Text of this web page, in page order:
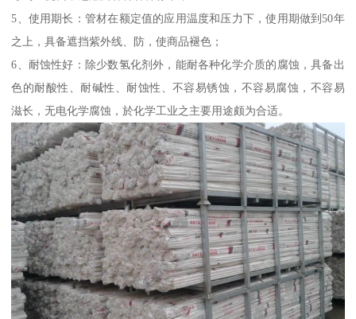
5、使用期长：管材在额定值的应用温度和压力下，使用期做到50年
之上，具备遮挡紫外线、防，使商品褪色；
6、耐蚀性好：除少数氢化剂外，能耐各种化学介质的腐蚀，具备出
色的耐酸性、耐碱性、耐蚀性、不容易锈蚀，不容易腐蚀，不容易
滋长，无电化学腐蚀，於化学工业之主要用途颇为合适。